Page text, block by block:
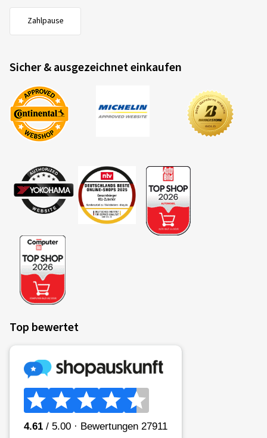
Zahlpause
Sicher & ausgezeichnet einkaufen
Top bewertet